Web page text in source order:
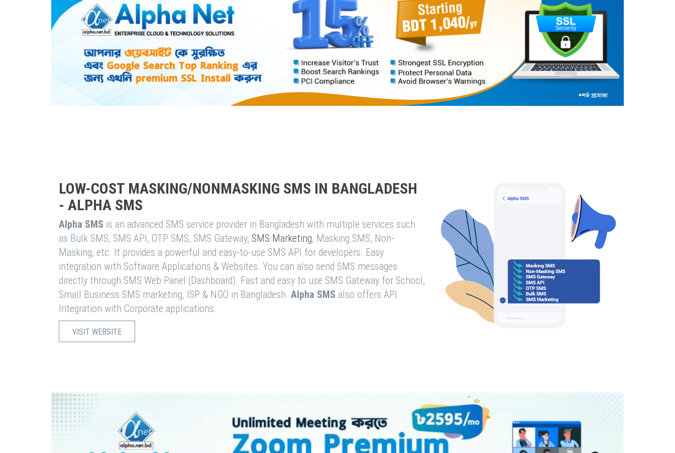
LOW-COST MASKING/NONMASKING SMS IN BANGLADESH
- ALPHA SMS
Alpha SMS is an advanced SMS service provider in Bangladesh with multiple services such
as Bulk SMS, SMS API, OTP SMS, SMS Gateway, SMS Marketing, Masking SMS, Non-
Masking, etc. It provides a powerful and easy-to-use SMS API for developers. Easy
integration with Software Applications & Websites. You can also send SMS messages
directly through SMS Web Panel (Dashboard). Fast and easy to use SMS Gateway for School,
Small Business SMS marketing, ISP & NGO in Bangladesh. Alpha SMS also offers API
Integration with Corporate applications.
VISIT WEBSITE